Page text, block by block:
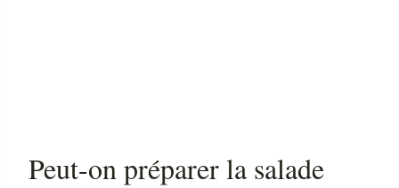
Peut-on préparer la salade